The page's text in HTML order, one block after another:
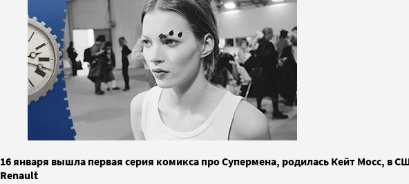
16 января вышла первая серия комикса про Супермена, родилась Кейт Мосс, в
Renault